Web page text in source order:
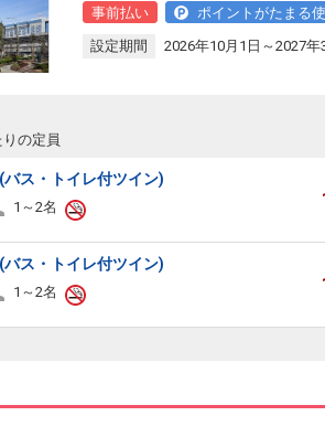
事前払い
ポイントがたまる
設定期間
2026年10月1日～2027年
の定員
ス・トイレ付ツイン)
1～2名
ス・トイレ付ツイン)
1～2名